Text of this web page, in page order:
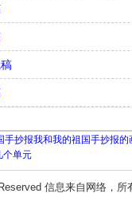
手抄报我和我的祖国手抄报的
个单元
信息来自网络，所